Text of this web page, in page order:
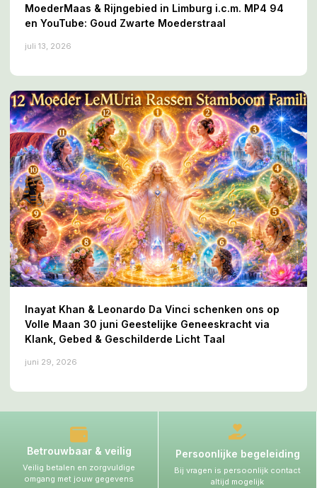
MoederMaas & Rijngebied in Limburg i.c.m. MP4 94
en YouTube: Goud Zwarte Moederstraal
juli 13, 2026
Inayat Khan & Leonardo Da Vinci schenken ons op
Volle Maan 30 juni Geestelijke Geneeskracht via
Klank, Gebed & Geschilderde Licht Taal
juni 29, 2026
Betrouwbaar & veilig
Veilig betalen en zorgvuldige
omgang met jouw gegevens
Persoonlijke begeleiding
Bij vragen is persoonlijk contact
altijd mogelijk